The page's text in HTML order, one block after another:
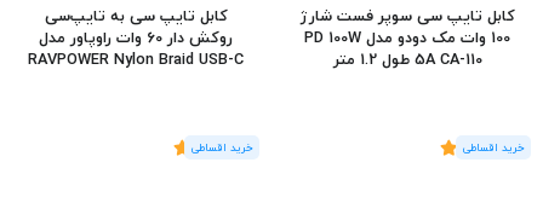
کابل تایپ سی سوپر فست شارژ
100 وات مک دودو مدل PD 100W
5A CA-110 طول 1.2 متر
(5 رای)
5
کابل تایپ سی به تایپ‌سی
روکش دار 60 وات راوپاور مدل
RAVPOWER Nylon Braid USB-C
(1رای)
5